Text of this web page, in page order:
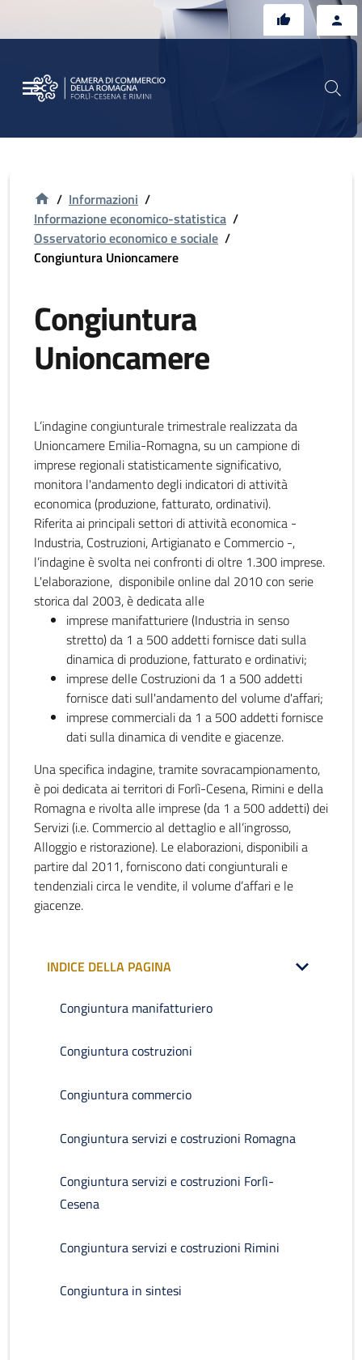
/ Informazioni /
Informazione economico-statistica /
Osservatorio economico e sociale /
Congiuntura Unioncamere
Congiuntura
Unioncamere
L’indagine congiunturale trimestrale realizzata da
Unioncamere Emilia-Romagna, su un campione di
imprese regionali statisticamente significativo,
monitora l'andamento degli indicatori di attività
economica (produzione, fatturato, ordinativi).
Riferita ai principali settori di attività economica -
Industria, Costruzioni, Artigianato e Commercio -,
l’indagine è svolta nei confronti di oltre 1.300 imprese.
L'elaborazione, disponibile online dal 2010 con serie
storica dal 2003, è dedicata alle
imprese manifatturiere (Industria in senso
stretto) da 1 a 500 addetti fornisce dati sulla
dinamica di produzione, fatturato e ordinativi;
imprese delle Costruzioni da 1 a 500 addetti
fornisce dati sull'andamento del volume d'affari;
imprese commerciali da 1 a 500 addetti fornisce
dati sulla dinamica di vendite e giacenze.
Una specifica indagine, tramite sovracampionamento,
è poi dedicata ai territori di Forlì-Cesena, Rimini e della
Romagna e rivolta alle imprese (da 1 a 500 addetti) dei
Servizi (i.e. Commercio al dettaglio e all’ingrosso,
Alloggio e ristorazione). Le elaborazioni, disponibili a
partire dal 2011, forniscono dati congiunturali e
tendenziali circa le vendite, il volume d’affari e le
giacenze.
INDICE DELLA PAGINA
Congiuntura manifatturiero
Congiuntura costruzioni
Congiuntura commercio
Congiuntura servizi e costruzioni Romagna
Congiuntura servizi e costruzioni Forlì-
Cesena
Congiuntura servizi e costruzioni Rimini
Congiuntura in sintesi